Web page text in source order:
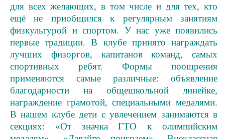
для всех желающих, в том числе и для тех, кто
ещё не приобщился к регулярным занятиям
физкультурой и спортом. У нас уже появились
первые традиции. В клубе принято награждать
лучших физоргов, капитанов команд, самых
спортивных ребят. Формы поощрения
применяются самые различные: объявление
благодарности на общешкольной линейке,
награждение грамотой, специальными медалями.
В нашем клубе дети с увлечением занимаются в
секциях: «От значка ГТО к олимпийским